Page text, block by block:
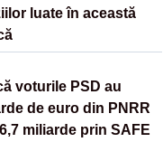
luate în această
voturile PSD au
de euro din PNRR
miliarde prin SAFE